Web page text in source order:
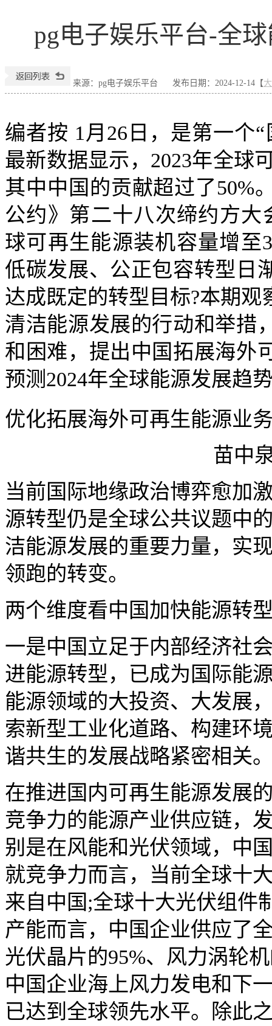
pg电子娱乐平台-全
来源：pg电子娱乐平台 发布日期：2024-12-14【大
编者按 1月26日，是第一个
最新数据显示，2023年全球
其中中国的贡献超过了50%
公约》第二十八次缔约方大
球可再生能源装机容量增
低碳发展、公正包容转型日
达成既定的转型目标?本期观
清洁能源发展的行动和举措
和困难，提出中国拓展海外
预测2024年全球能源发展趋
优化拓展海外可再生能源业
苗中
当前国际地缘政治博弈愈加
源转型仍是全球公共议题中
洁能源发展的重要力量，实
领跑的转变。
两个维度看中国加快能源转
一是中国立足于内部经济社
进能源转型，已成为国际能
能源领域的大投资、大发展
索新型工业化道路、构建环
谐共生的发展战略紧密相关
在推进国内可再生能源发展
竞争力的能源产业供应链，
别是在风能和光伏领域，中
就竞争力而言，当前全球十
来自中国;全球十大光伏组件
产能而言，中国企业供应了
光伏晶片的95%、风力涡轮
中国企业海上风力发电和下
已达到全球领先水平。除此